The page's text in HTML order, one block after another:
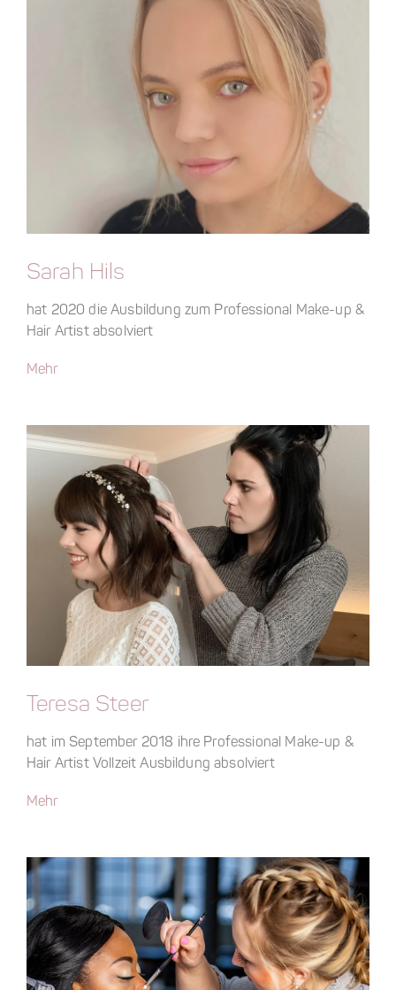
Sarah Hils
hat 2020 die Ausbildung zum Professional Make-up &
Hair Artist absolviert
Mehr
Teresa Steer
hat im September 2018 ihre Professional Make-up &
Hair Artist Vollzeit Ausbildung absolviert
Mehr